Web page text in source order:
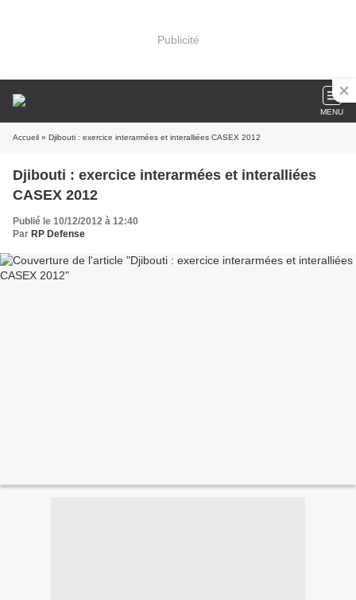
Publicité
MENU
Accueil » Djibouti : exercice interarmées et interalliées CASEX 2012
Djibouti : exercice interarmées et interalliées
CASEX 2012
Publié le 10/12/2012 à 12:40
Par RP Defense